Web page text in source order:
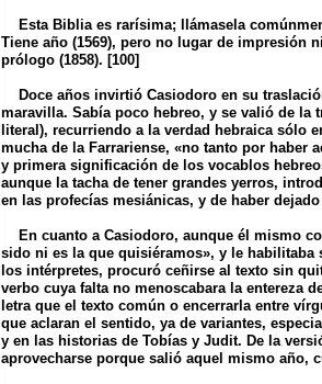
Esta Biblia es rarísima; llámasela
Tiene año (1569), pero no lugar de impresión
prólogo (1858). [100]
Doce años invirtió Casiodoro en su
maravilla. Sabía poco hebreo, y se valió de la
literal), recurriendo a la verdad hebraica sólo
mucha de la Farrariense, «no tanto por haber
y primera significación de los vocablos
aunque la tacha de tener grandes yerros,
en las profecías mesiánicas, y de haber
En cuanto a Casiodoro, aunque él mismo
sido ni es la que quisiéramos», y le habilitaba
los intérpretes, procuró ceñirse al texto sin
verbo cuya falta no menoscabara la entereza
letra que el texto común o encerrarla entre
que aclaran el sentido, ya de variantes,
y en las historias de Tobías y Judit. De la
aprovecharse porque salió aquel mismo año,